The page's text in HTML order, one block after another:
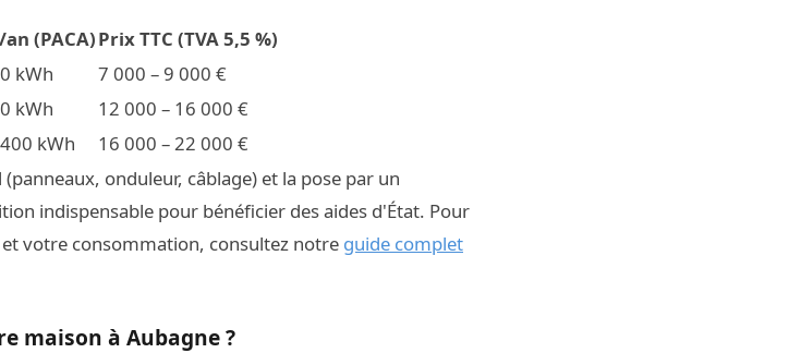
(PACA)Prix TTC (TVA 5,5 %)
kWh
7 000 – 9 000 €
kWh
12 000 – 16 000 €
kWh
16 000 – 22 000 €
onduleur, câblage) et la pose par un
indispensable pour bénéficier des aides d'État. Pour
votre consommation, consultez notre guide complet
maison à Aubagne ?